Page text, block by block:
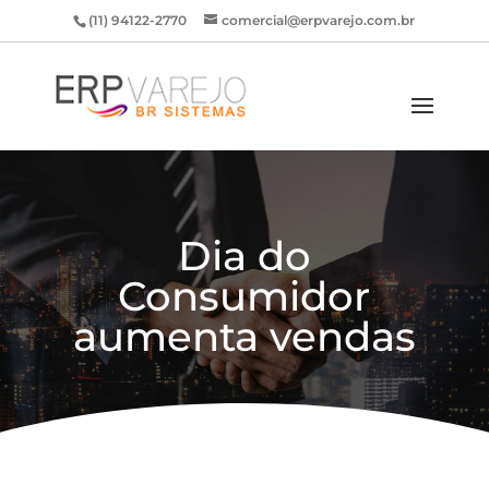
(11) 94122-2770 comercial@erpvarejo.com.br
Dia do
Consumidor
aumenta vendas